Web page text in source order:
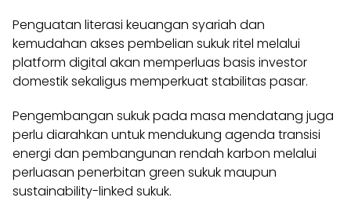
Penguatan literasi keuangan syariah dan
kemudahan akses pembelian sukuk ritel melalui
platform digital akan memperluas basis investor
domestik sekaligus memperkuat stabilitas pasar.
Pengembangan sukuk pada masa mendatang juga
perlu diarahkan untuk mendukung agenda transisi
energi dan pembangunan rendah karbon melalui
perluasan penerbitan green sukuk maupun
sustainability-linked sukuk.